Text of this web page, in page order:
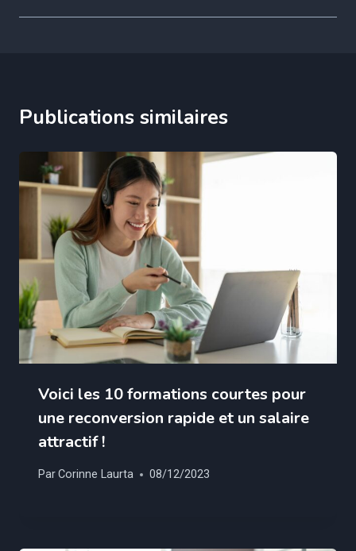
Publications similaires
Voici les 10 formations courtes pour
une reconversion rapide et un salaire
attractif !
ParCorinne Laurta 08/12/2023